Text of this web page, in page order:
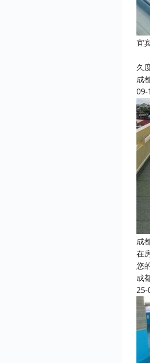
宜
久
成
09-
成
在
您
成
25-